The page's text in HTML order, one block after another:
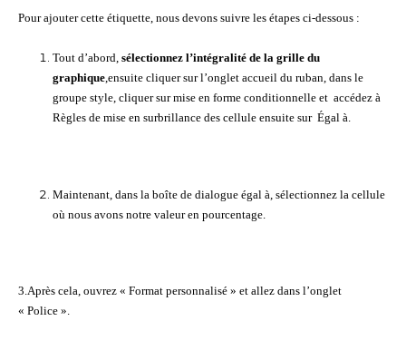
Pour ajouter cette étiquette, nous devons suivre les étapes ci-dessous :
Tout d’abord,sélectionnez l’intégralité de la grille du
graphique,ensuite cliquer sur l’onglet accueil du ruban, dans le
groupe style, cliquer sur mise en forme conditionnelle et accédez à
Règles de mise en surbrillance des cellule ensuite sur Égal à.
Maintenant, dans la boîte de dialogue égal à, sélectionnez la cellule
où nous avons notre valeur en pourcentage.
3.Après cela, ouvrez « Format personnalisé » et allez dans l’onglet
« Police ».